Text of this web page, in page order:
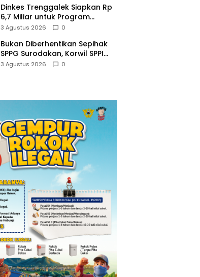
Dinkes Trenggalek Siapkan Rp
6,7 Miliar untuk Program
Kesehatan Masyarakat di 2027
3 Agustus 2026 0
Bukan Diberhentikan Sepihak
SPPG Surodakan, Korwil SPPI
Trenggalek Ralat Pernyataan
3 Agustus 2026 0